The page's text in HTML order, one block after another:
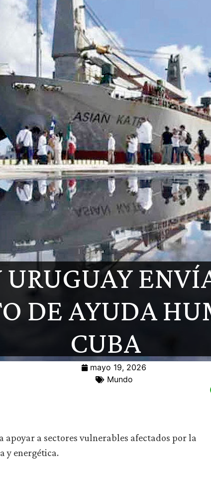
DE AYUDA
CUBA
mayo 19, 2026
Mundo
a sectores vulnerables afectados por la
y energética.